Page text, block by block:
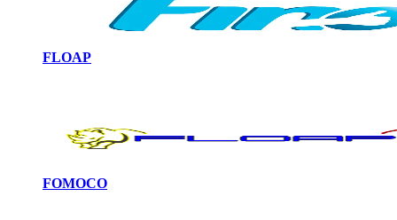
FLOAP
FOMOCO